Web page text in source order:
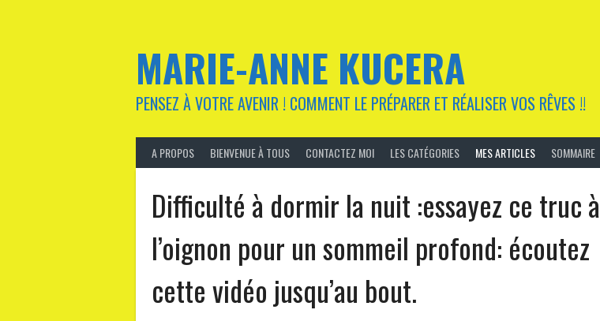
MARIE-ANNE KUCERA
PENSEZ À VOTRE AVENIR ! COMMENT LE PRÉPARER ET RÉALISER VOS RÊVES !!
A PROPOS BIENVENUE À TOUS CONTACTEZ MOI LES CATÉGORIES MES ARTICLES SOMMAIRE
Difficulté à dormir la nuit :essayez ce truc à
l’oignon pour un sommeil profond: écoutez
cette vidéo jusqu’au bout.